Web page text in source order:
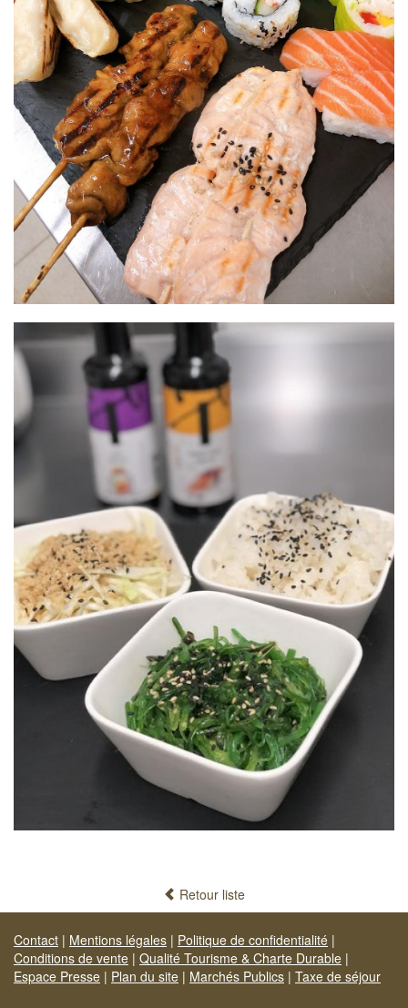
Retour liste
Contact | Mentions légales | Politique de confidentialité |
Conditions de vente | Qualité Tourisme & Charte Durable |
Espace Presse | Plan du site | Marchés Publics | Taxe de séjour